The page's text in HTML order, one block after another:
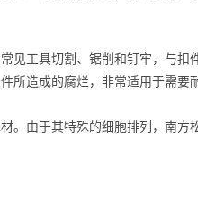
工具切割、锯削和钉牢，与
造成的腐烂，非常适用于需要
由于其特殊的细胞排列，南